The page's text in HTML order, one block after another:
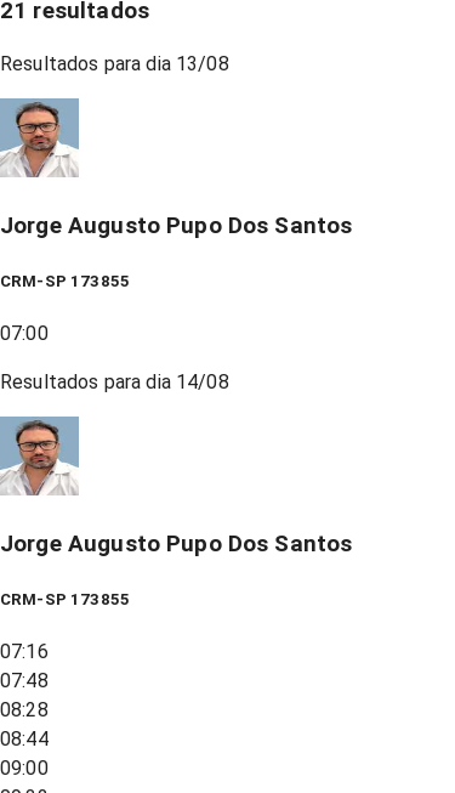
21 resultados
Resultados para dia 13/08
Jorge Augusto Pupo Dos Santos
CRM-SP 173855
07:00
Resultados para dia 14/08
Jorge Augusto Pupo Dos Santos
CRM-SP 173855
07:16
07:48
08:28
08:44
09:00